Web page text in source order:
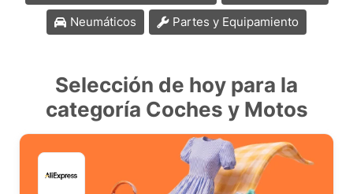
Neumáticos
Partes y Equipamiento
Selección de hoy para la
categoría Coches y Motos